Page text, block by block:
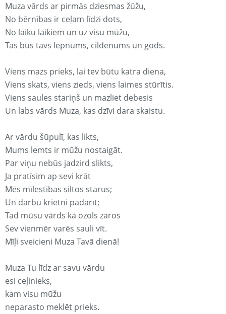
Muza vārds ar pirmās dziesmas žūžu,
No bērnības ir ceļam līdzi dots,
No laiku laikiem un uz visu mūžu,
Tas būs tavs lepnums, cildenums un gods.
Viens mazs prieks, lai tev būtu katra diena,
Viens skats, viens zieds, viens laimes stūrītis.
Viens saules stariņš un mazliet debesis
Un labs vārds Muza, kas dzīvi dara skaistu.
Ar vārdu šūpulī, kas likts,
Mums lemts ir mūžu nostaigāt.
Par viņu nebūs jadzird slikts,
Ja pratīsim ap sevi krāt
Mēs mīlestības siltos starus;
Un darbu krietni padarīt;
Tad mūsu vārds kā ozols zaros
Sev vienmēr varēs sauli vīt.
Mīļi sveicieni Muza Tavā dienā!
Muza Tu līdz ar savu vārdu
esi ceļinieks,
kam visu mūžu
neparasto meklēt prieks.